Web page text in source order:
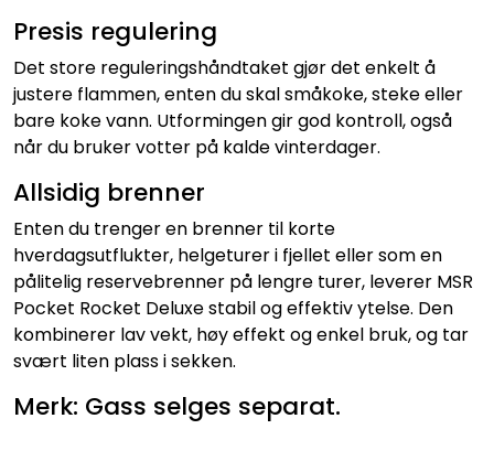
Presis regulering
Det store reguleringshåndtaket gjør det enkelt å
justere flammen, enten du skal småkoke, steke eller
bare koke vann. Utformingen gir god kontroll, også
når du bruker votter på kalde vinterdager.
Allsidig brenner
Enten du trenger en brenner til korte
hverdagsutflukter, helgeturer i fjellet eller som en
pålitelig reservebrenner på lengre turer, leverer MSR
Pocket Rocket Deluxe stabil og effektiv ytelse. Den
kombinerer lav vekt, høy effekt og enkel bruk, og tar
svært liten plass i sekken.
Merk: Gass selges separat.